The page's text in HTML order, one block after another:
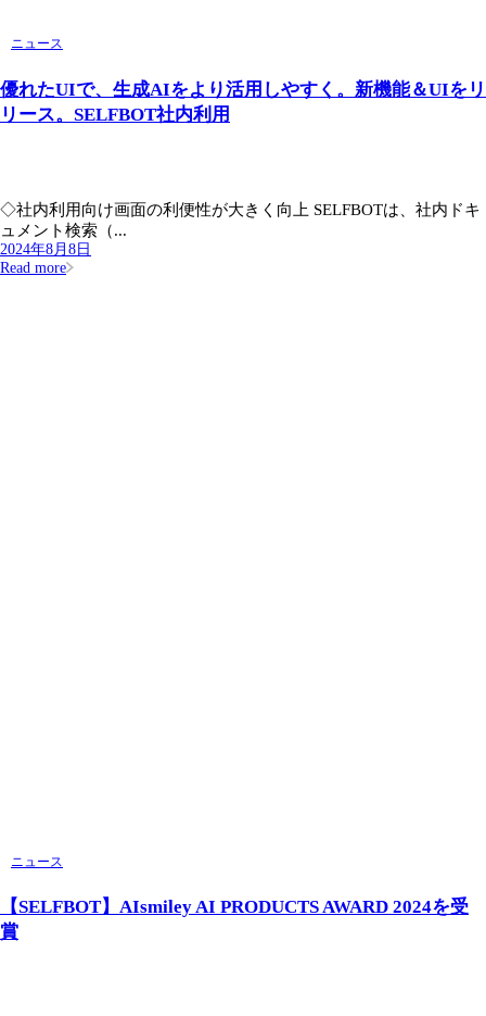
ニュース
優れたUIで、生成AIをより活用しやすく。新機能＆UIをリ
リース。SELFBOT社内利用
◇社内利用向け画面の利便性が大きく向上 SELFBOTは、社内ドキ
ュメント検索（...
2024年8月8日
Read more
ニュース
【SELFBOT】AIsmiley AI PRODUCTS AWARD 2024を受
賞